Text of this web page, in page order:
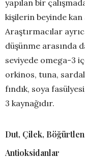
yapılan bir
kişilerin beyinde kan
Araştırmacılar
düşünme arasında
seviyede omega-3
orkinos, tuna,
fındık, soya
3 kaynağıdır.
Dut, Çilek,
Antioksidanlar